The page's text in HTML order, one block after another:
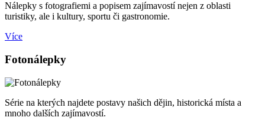
Nálepky s fotografiemi a popisem zajímavostí nejen z oblasti
turistiky, ale i kultury, sportu či gastronomie.
Více
Fotonálepky
Série na kterých najdete postavy našich dějin, historická místa a
mnoho dalších zajímavostí.